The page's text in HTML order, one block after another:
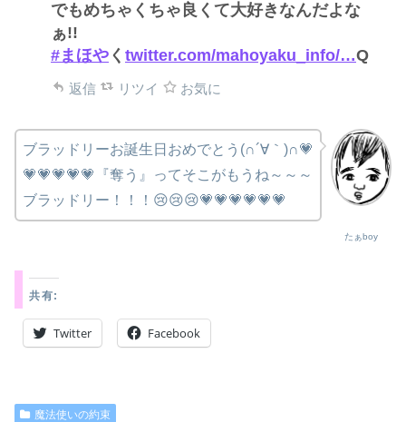
でもめちゃくちゃ良くて大好きなんだよな
ぁ!!
#まほや く twitter.com/mahoyaku_info/…Q
返信 リツイ お気に
たぁboy
ブラッドリーお誕生日おめでとう(∩´∀｀)∩💗
💗💗💗💗💗『奪う』ってそこがもうね～～～
ブラッドリー！！！😢😢😢💗💗💗💗💗💗
共有:
Twitter Facebook
魔法使いの約束